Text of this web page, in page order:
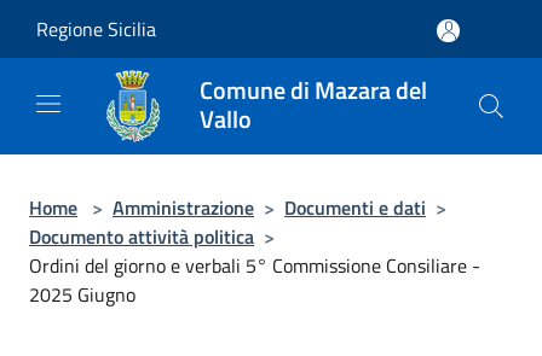
Regione Sicilia
Comune di Mazara del
Vallo
Home > Amministrazione > Documenti e dati >
Documento attività politica >
Ordini del giorno e verbali 5° Commissione Consiliare -
2025 Giugno